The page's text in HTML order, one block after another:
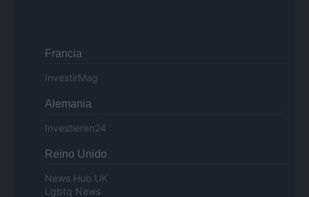
Francia
InvestirMag
Alemania
Investieren24
Reino Unido
News Hub UK
Lgbtq News